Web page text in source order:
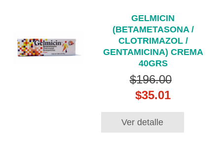
GELMICIN
(BETAMETASONA /
CLOTRIMAZOL /
GENTAMICINA) CREMA
40GRS
$196.00
$35.01
Ver detalle